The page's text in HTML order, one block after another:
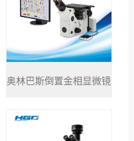
奥林巴斯倒置金相显微镜